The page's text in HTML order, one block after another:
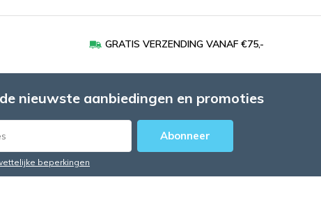
GRATIS VERZENDING VANAF €75,-
nieuwste aanbiedingen en promoties
Abonneer
beperkingen